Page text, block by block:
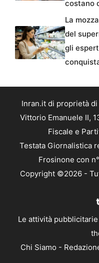
costano
La
del
gli
Inran.it di proprietà di
Vittorio Emanuele II,
Fiscale e
Testata Giornalistica
Frosinone con
Copyright ©2026 -
Le attività
Chi Siamo -